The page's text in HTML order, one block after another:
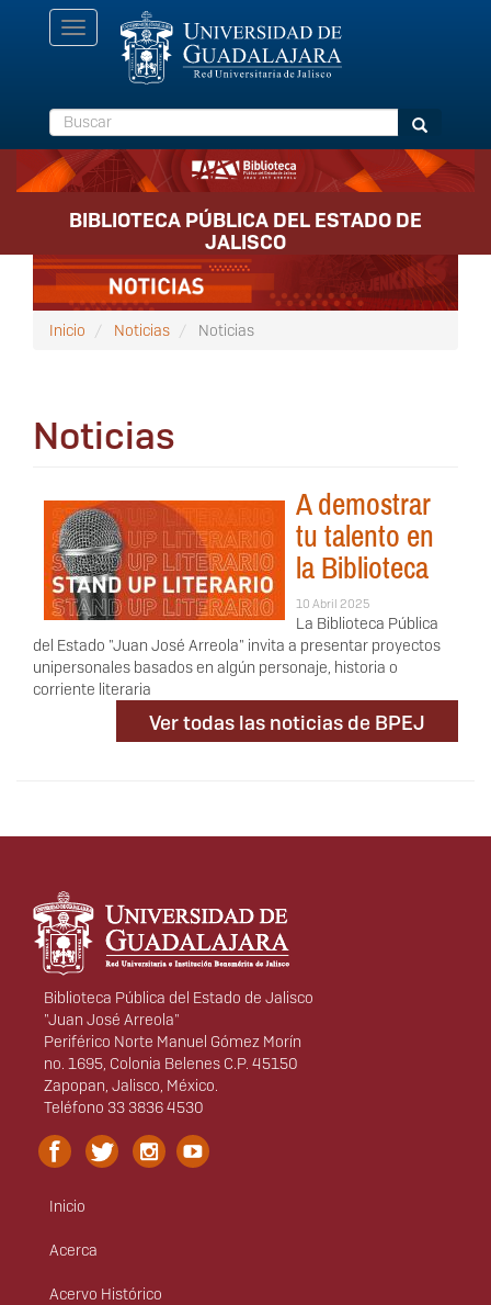
Toggle
navigation
Buscar Buscar
BIBLIOTECA PÚBLICA DEL ESTADO DE
JALISCO
Inicio Noticias Noticias
Noticias
A demostrar
tu talento en
la Biblioteca
10 Abril 2025
La Biblioteca Pública
del Estado "Juan José Arreola" invita a presentar proyectos
unipersonales basados en algún personaje, historia o
corriente literaria
Ver todas las noticias de BPEJ
Información del
portal
Biblioteca Pública del Estado de Jalisco
"Juan José Arreola"
Periférico Norte Manuel Gómez Morín
no. 1695, Colonia Belenes C.P. 45150
Zapopan, Jalisco, México.
Teléfono 33 3836 4530
Menú
principal
Inicio
Acerca
Acervo Histórico